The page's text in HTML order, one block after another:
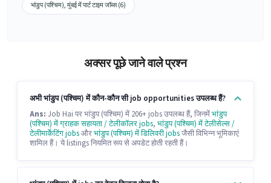
भांडुप (पश्चिम), मुंबई में पार्ट टाइम जॉब्स (6)
अक्सर पूछे जाने वाले प्रश्न
अभी भांडुप (पश्चिम) में कौन-कौन सी job opportunities उपलब्ध हैं?
Ans: Job Hai पर भांडुप (पश्चिम) में 206+ jobs उपलब्ध हैं, जिनमेंभांडुप
(पश्चिम) में ग्राहक सहायता / टेलीकॉलर jobs, भांडुप (पश्चिम) में टेलीसेल्स /
टेलीमार्केटिंग jobsऔरभांडुप (पश्चिम) में डिलिवरी jobsजैसी विभिन्न भूमिकाएं
शामिल हैं। ये listings नियमित रूप से अपडेट होती रहती हैं।